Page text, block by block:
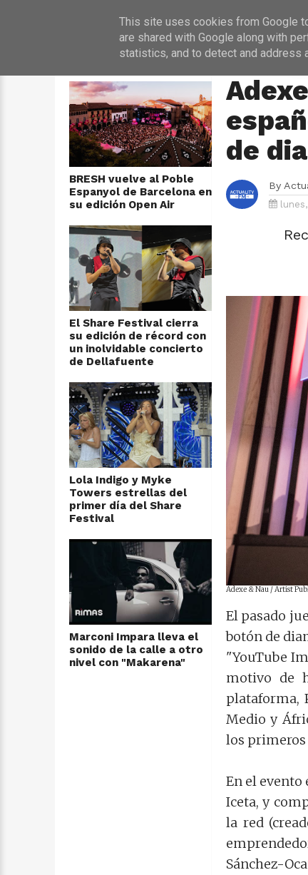
INICIO
BRESH vuelve al Poble
Espanyol de Barcelona en
su edición Open Air
El Share Festival cierra
su edición de récord con
un inolvidable concierto
de Dellafuente
Lola Indigo y Myke
Towers estrellas del
primer día del Share
Festival
Marconi Impara lleva el
sonido de la calle a otro
nivel con "Makarena"
de
By
Adexe & Nau / Artist
El pasado
botón de
"YouTube
motivo de
plataforma,
Medio y
los primeros
En el
Iceta, y
la red
Sánchez-
This site uses cookies from Google
are shared with Google along with
statistics, and to detect and address